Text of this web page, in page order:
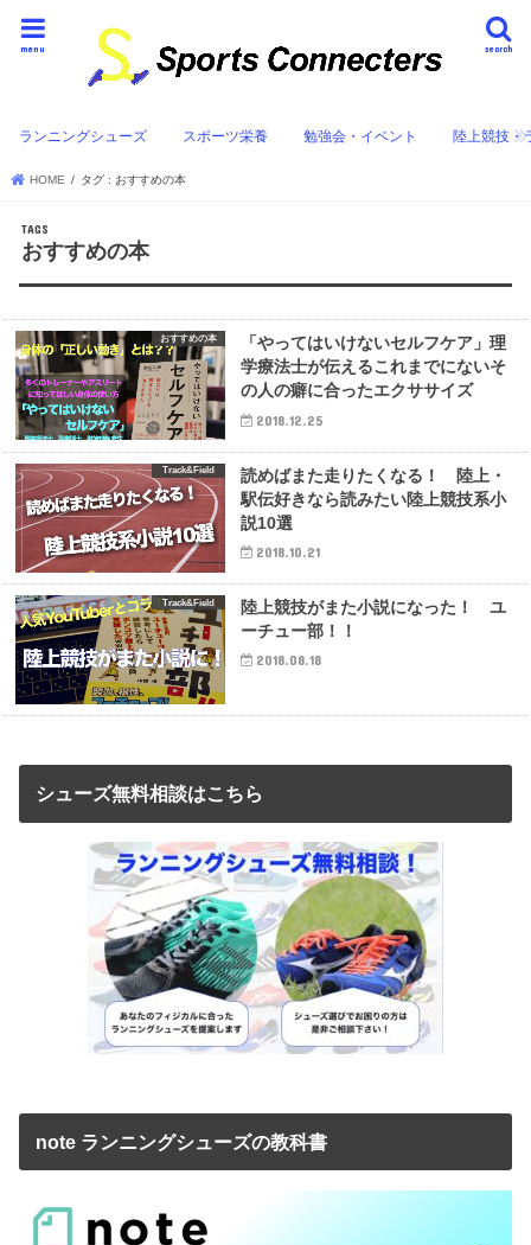
search
menu
ランニングシューズ スポーツ栄養 勉強会・イベント 陸上競技・
HOME タグ : おすすめの本
おすすめの本
おすすめの本
「やってはいけないセルフケア」理
学療法士が伝えるこれまでにないそ
の人の癖に合ったエクササイズ
2018.12.25
Track&Field
読めばまた走りたくなる！ 陸上・
駅伝好きなら読みたい陸上競技系小
説10選
2018.10.21
Track&Field
陸上競技がまた小説になった！ ユ
ーチュー部！！
2018.08.18
シューズ無料相談はこちら
note ランニングシューズの教科書